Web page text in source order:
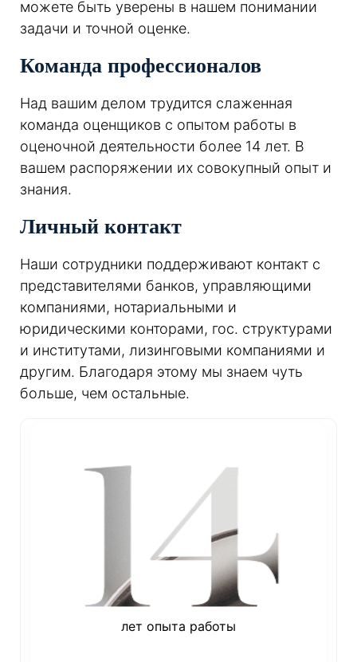
можете быть уверены в нашем понимании
задачи и точной оценке.
Команда профессионалов
Над вашим делом трудится слаженная
команда оценщиков с опытом работы в
оценочной деятельности более 14 лет. В
вашем распоряжении их совокупный опыт и
знания.
Личный контакт
Наши сотрудники поддерживают контакт с
представителями банков, управляющими
компаниями, нотариальными и
юридическими конторами, гос. структурами
и институтами, лизинговыми компаниями и
другим. Благодаря этому мы знаем чуть
больше, чем остальные.
лет опыта работы